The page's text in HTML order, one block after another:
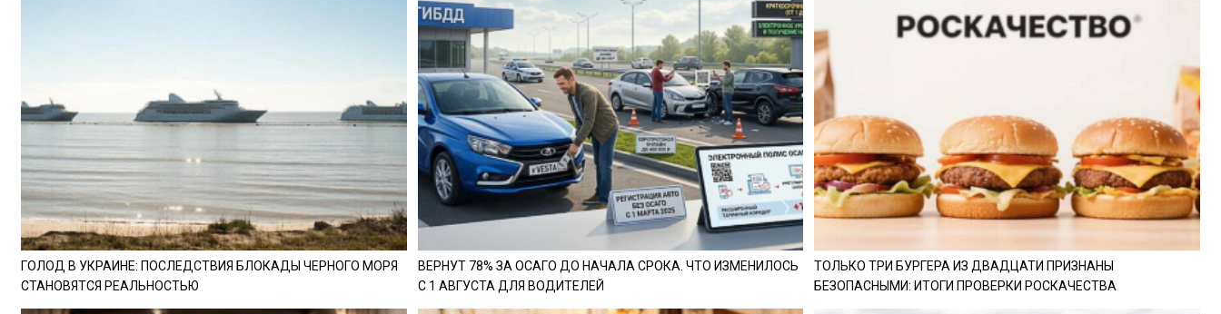
ГОЛОД В УКРАИНЕ: ПОСЛЕДСТВИЯ БЛОКАДЫ ЧЕРНОГО МОРЯ
СТАНОВЯТСЯ РЕАЛЬНОСТЬЮ
ВЕРНУТ 78% ЗА ОСАГО ДО НАЧАЛА СРОКА. ЧТО ИЗМЕНИЛОСЬ
С 1 АВГУСТА ДЛЯ ВОДИТЕЛЕЙ
ТОЛЬКО ТРИ БУРГЕРА ИЗ ДВАДЦАТИ ПРИЗНАНЫ
БЕЗОПАСНЫМИ: ИТОГИ ПРОВЕРКИ РОСКАЧЕСТВА